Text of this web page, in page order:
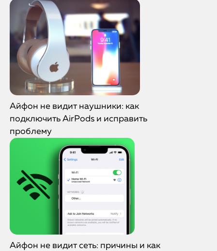
Айфон не видит наушники: как
подключить AirPods и исправить
проблему
Айфон не видит сеть: причины и как